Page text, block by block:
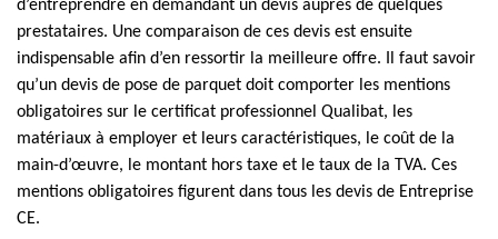
d’entreprendre en demandant un devis auprès de quelques
prestataires. Une comparaison de ces devis est ensuite
indispensable afin d’en ressortir la meilleure offre. Il faut savoir
qu’un devis de pose de parquet doit comporter les mentions
obligatoires sur le certificat professionnel Qualibat, les
matériaux à employer et leurs caractéristiques, le coût de la
main-d’œuvre, le montant hors taxe et le taux de la TVA. Ces
mentions obligatoires figurent dans tous les devis de Entreprise
CE.